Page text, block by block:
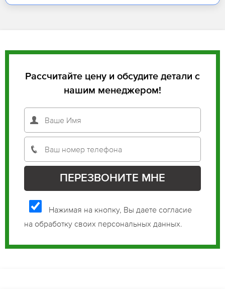
Рассчитайте цену и обсудите детали с
нашим менеджером!
Нажимая на кнопку, Вы даете согласие
на обработку своих персональных данных.